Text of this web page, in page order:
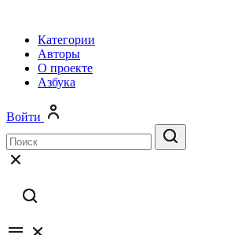
Категории
Авторы
О проекте
Азбука
Войти